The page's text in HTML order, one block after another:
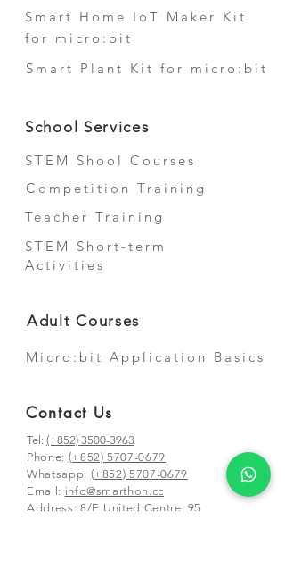
Smart Home IoT Maker Kit
for micro:bit
Smart Plant Kit for micro:bit
School Services
STEM Shool Courses
Competition Training
Teacher Training
STEM Short-term
Activities
Adult Courses
Micro:bit Application Basics
Contact Us
Tel: (+852) 3500-3963
Phone: (+852) 5707-0679
Whatsapp: (+852) 5707-0679
​Email: info@smarthon.cc
Address: 8/F, United Centre, 95